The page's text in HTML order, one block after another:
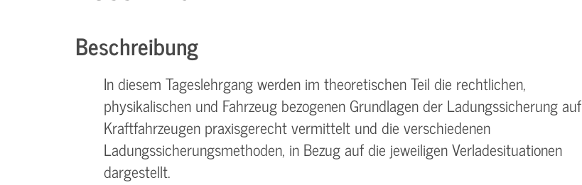
Beschreibung
In diesem Tageslehrgang werden im theoretischen Teil die rechtlichen,
physikalischen und Fahrzeug bezogenen Grundlagen der Ladungssicherung auf
Kraftfahrzeugen praxisgerecht vermittelt und die verschiedenen
Ladungssicherungsmethoden, in Bezug auf die jeweiligen Verladesituationen
dargestellt.